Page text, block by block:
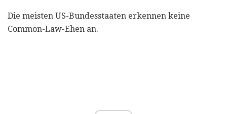
Die meisten US-Bundesstaaten erkennen keine
Common-Law-Ehen an.